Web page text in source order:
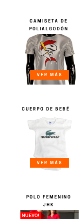
VER MÁS
CAMISETA DE
POLIALGODÓN
VER MÁS
CUERPO DE BEBÉ
NUEVO!
POLO FEMENINO
JHK